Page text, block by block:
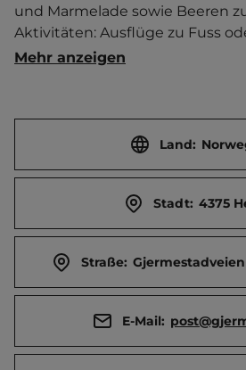
und Marmelade sowie Beeren
Aktivitäten: Ausflüge zu Fuss
z. B..zu "Den Vestlandske
entfernt. Touristen-/
Mehr anzeigen
Land:
Stadt: 4375
Straße:
E-Mail: